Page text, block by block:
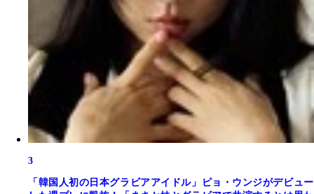
3
「韓国人初の日本グラビアアイドル」ピョ・ウンジがデビュー